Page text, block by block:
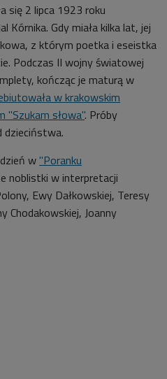
się 2 lipca 1923 roku
Kórnika. Gdy miała kilka lat, jej
z którym poetka i eseistka
Podczas II wojny światowej
kończąc je maturą w
w krakowskim
"Szukam słowa". Próby
dzieciństwa.
w"Poranku
noblistki w interpretacji
Ewy Dałkowskiej, Teresy
Chodakowskiej, Joanny